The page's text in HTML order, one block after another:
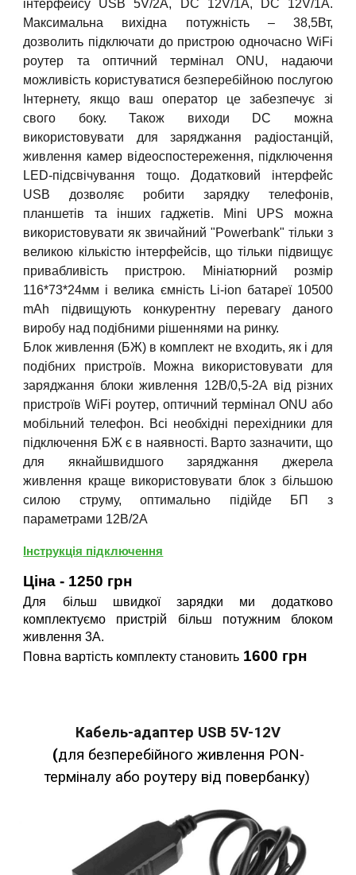
інтерфейсу USB 5V/2A, DC 12V/1A, DC 12V/1A.
Максимальна вихідна потужність – 38,5Вт,
дозволить підключати до пристрою одночасно WiFi
роутер та оптичний термінал ONU, надаючи
можливість користуватися безперебійною послугою
Інтернету, якщо ваш оператор це забезпечує зі
свого боку. Також виходи DC можна
використовувати для заряджання радіостанцій,
живлення камер відеоспостереження, підключення
LED-підсвічування тощо. Додатковий інтерфейс
USB дозволяє робити зарядку телефонів,
планшетів та інших гаджетів. Mini UPS можна
використовувати як звичайний "Powerbank" тільки з
великою кількістю інтерфейсів, що тільки підвищує
привабливість пристрою. Мініатюрний розмір
116*73*24мм і велика ємність Li-ion батареї 10500
mAh підвищують конкурентну перевагу даного
виробу над подібними рішеннями на ринку.
Блок живлення (БЖ) в комплект не входить, як і для
подібних пристроїв. Можна використовувати для
заряджання блоки живлення 12В/0,5-2А від різних
пристроїв WiFi роутер, оптичний термінал ONU або
мобільний телефон. Всі необхідні перехідники для
підключення БЖ є в наявності. Варто зазначити, що
для якнайшвидшого заряджання джерела
живлення краще використовувати блок з більшою
силою струму, оптимально підійде БП з
параметрами 12В/2А
Інструкція підключення
Ціна - 1250 грн
Для більш швидкої зарядки ми додатково
комплектуємо пристрій більш потужним блоком
живлення 3А.
Повна вартість комплекту становить 1600 грн
Кабель-адаптер USB 5V-12V
(для безперебійного живлення PON-
терміналу або роутеру від повербанку)